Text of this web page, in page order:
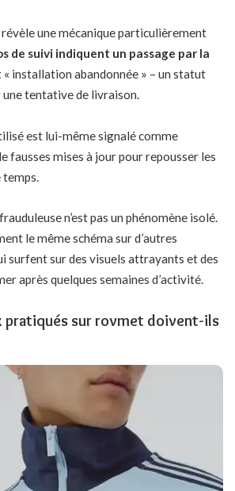
une mécanique particulièrement
de suivi indiquent un passage par la
« installation abandonnée » – un statut
tentative de livraison.
est lui-même signalé comme
fausses mises à jour pour repousser les
temps.
n’est pas un phénomène isolé.
le même schéma sur d’autres
surfent sur des visuels attrayants et des
après quelques semaines d’activité.
pratiqués sur rovmet doivent-ils